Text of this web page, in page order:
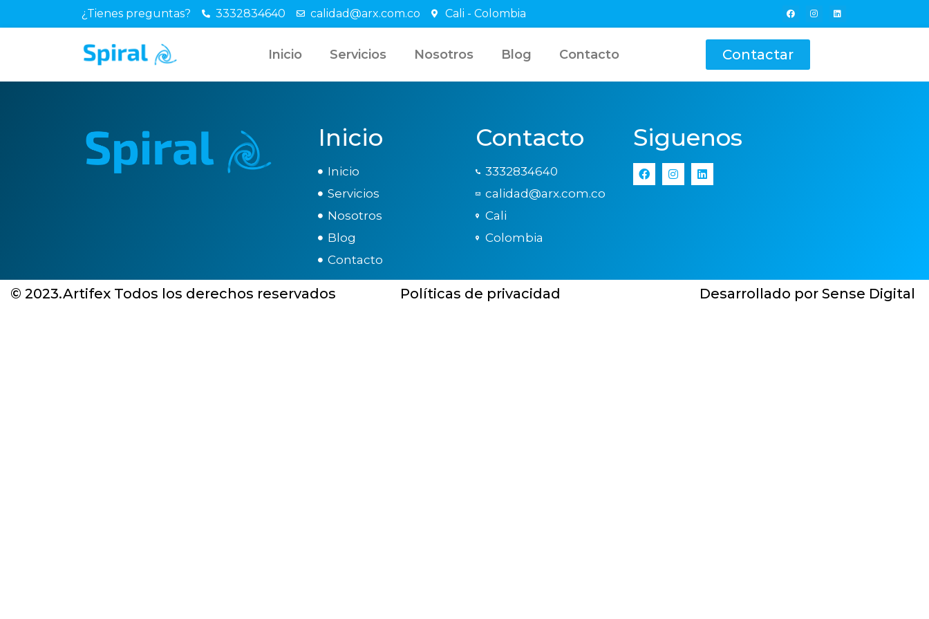
¿Tienes preguntas? 3332834640 calidad@arx.com.co Cali - Colombia
Inicio Servicios Nosotros Blog Contacto Contactar
Inicio
Inicio
Servicios
Nosotros
Blog
Contacto
Contacto
3332834640
calidad@arx.com.co
Cali
Colombia
Siguenos
© 2023.Artifex Todos los derechos reservados Políticas de privacidad Desarrollado por Sense Digital